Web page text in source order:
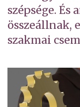
szépsége.
összeállnak,
szakmai